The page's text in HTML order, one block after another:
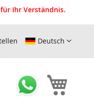
Ihr Verständnis.
Deutsch